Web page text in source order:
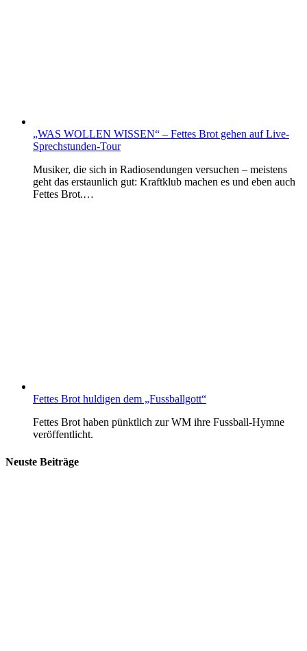
„WAS WOLLEN WISSEN“ – Fettes Brot gehen auf Live-
Sprechstunden-Tour
Musiker, die sich in Radiosendungen versuchen – meistens
geht das erstaunlich gut: Kraftklub machen es und eben auch
Fettes Brot.…
Fettes Brot huldigen dem „Fussballgott“
Fettes Brot haben pünktlich zur WM ihre Fussball-Hymne
veröffentlicht.
Neuste Beiträge